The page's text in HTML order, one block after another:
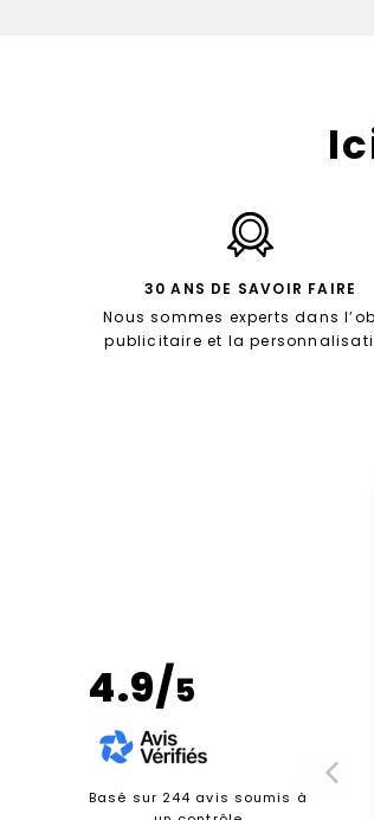
30 ANS DE SAVOIR FAIRE
Nous sommes experts dans
publicitaire et la
4.9/5
Basé sur 244 avis soumis à